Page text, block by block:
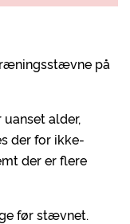
på
alder,
der for ikke-
der er flere
før stævnet.